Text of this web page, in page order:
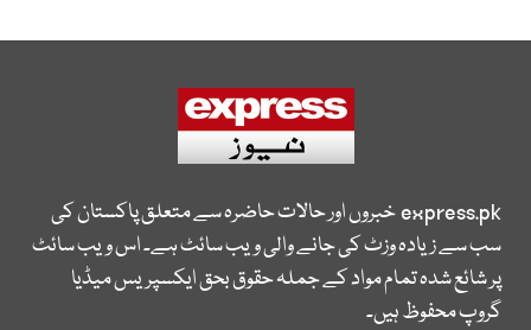
express.pkخبروں اور حالات حاضرہ سے متعلق پاکستان کی
سب سے زیادہ وزٹ کی جانے والی ویب سائٹ ہے۔ اس ویب سائٹ
پر شائع شدہ تمام مواد کے جملہ حقوق بحق ایکسپریس میڈیا
گروپ محفوظ ہیں۔